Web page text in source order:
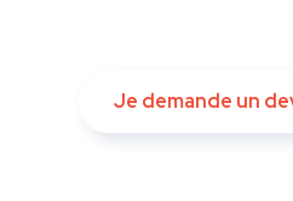
Je demande un